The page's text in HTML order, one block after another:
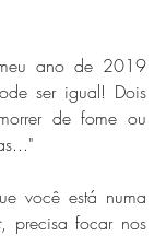
ano de 2019
ser igual! Dois
de fome ou
você está numa
, precisa focar nos